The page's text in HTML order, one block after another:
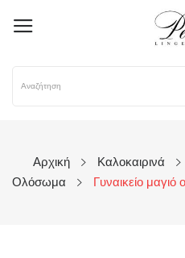
Αρχική Καλοκαιρινά
Ολόσωμα
Γυναικείο